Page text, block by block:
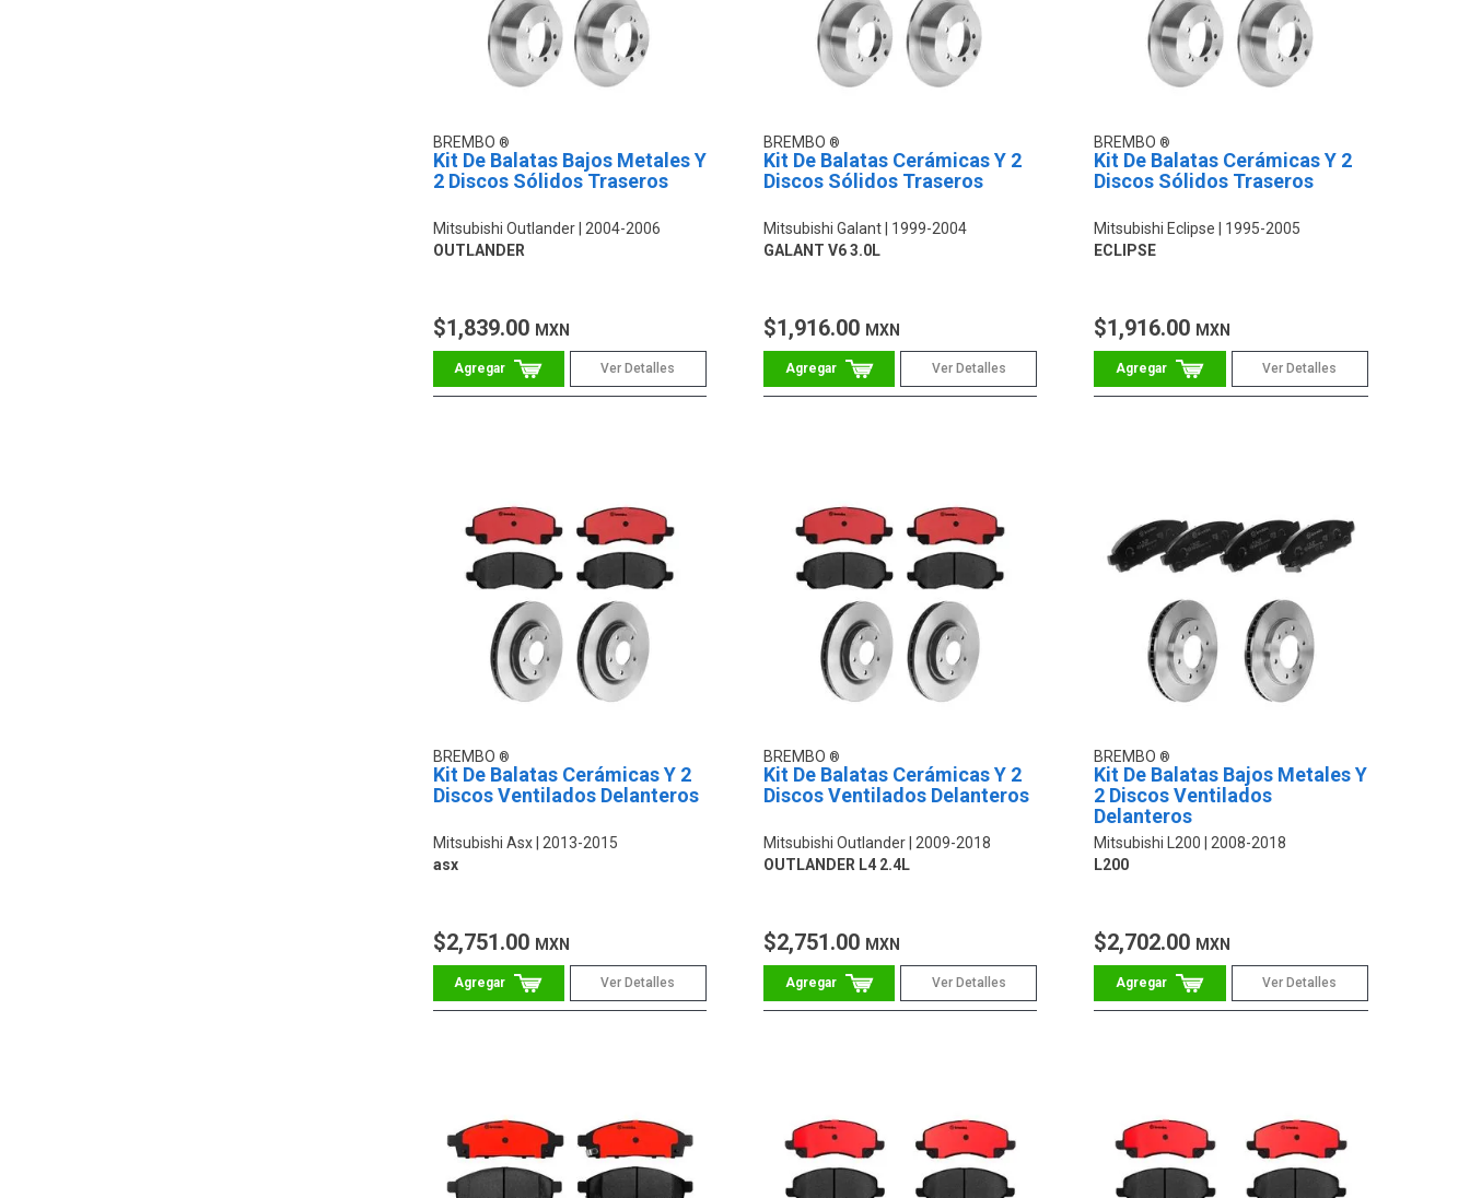
BREMBO
Kit De Balatas Bajos Metales Y
2 Discos Sólidos Traseros
Mitsubishi Outlander 2004-2006
OUTLANDER
$1,839.00 MXN
Ver Detalles
BREMBO
Kit De Balatas Cerámicas Y 2
Discos Sólidos Traseros
Mitsubishi Galant
1999-2004
GALANT V6 3.0L
$1,916.00 MXN
Ver Detalles
BREMBO
Kit De Balatas Cerámicas Y 2
Discos Sólidos Traseros
Mitsubishi Eclipse
1995-2005
ECLIPSE
$1,916.00 MXN
Ver Detalles
BREMBO
Kit De Balatas Cerámicas Y 2
Discos Ventilados Delanteros
Mitsubishi Asx
2013-2015
asx
$2,751.00 MXN
Ver Detalles
BREMBO
Kit De Balatas Cerámicas Y 2
Discos Ventilados Delanteros
Mitsubishi Outlander
2009-2018
OUTLANDER L4 2.4L
$2,751.00 MXN
Ver Detalles
BREMBO
Kit De Balatas Bajos Metales Y
2 Discos Ventilados
Delanteros
Mitsubishi L200
2008-2018
L200
$2,702.00 MXN
Ver Detalles